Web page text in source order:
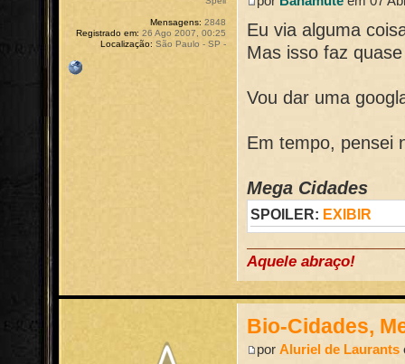
Eu via alguma
Mas isso faz
Vou dar uma
Em tempo, pensei
Mega Cidades
SPOILER: EXIBIR
Aquele abraço!
Mensagens: 2848
Registrado em: 26 Ago 2007, 00:25
Localização: São Paulo - SP -
Bio-Cidades,
porAluriel de Laurants